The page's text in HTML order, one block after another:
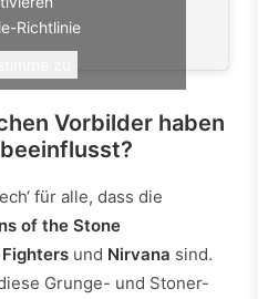
Richtlinie
Vorbilder haben
für alle, dass die
of the Stone
Fighters und Nirvana sind.
Grunge- und Stoner-